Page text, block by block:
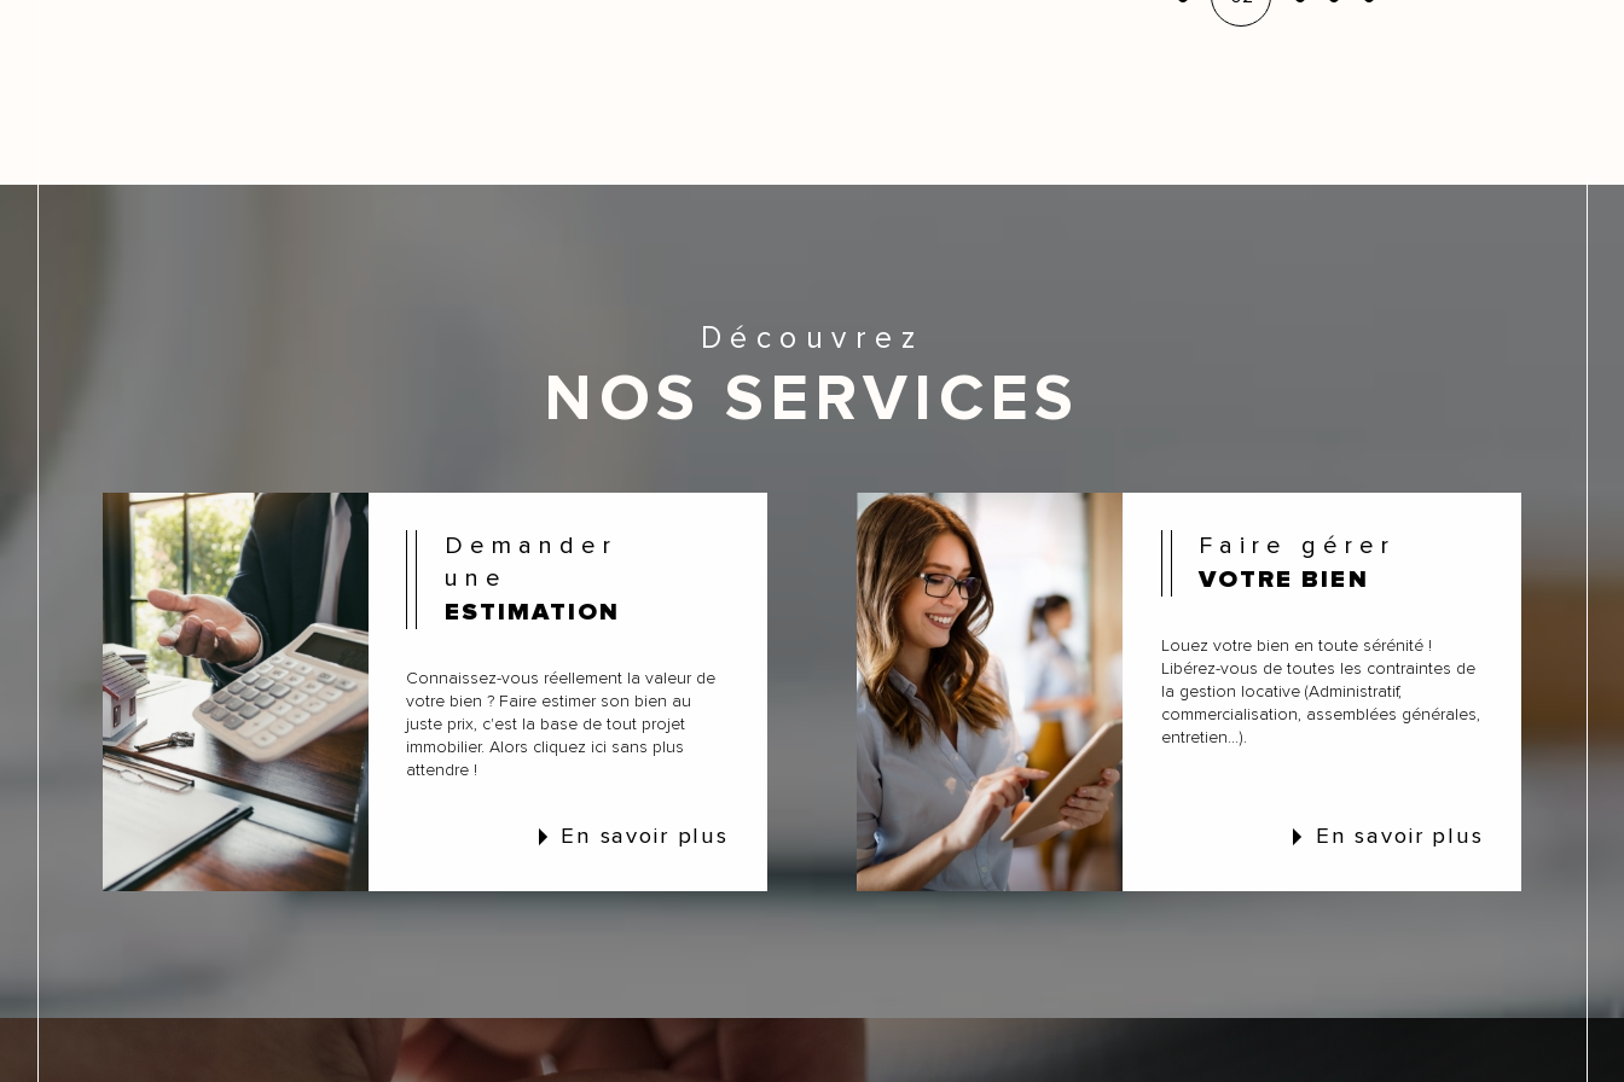
Découvrez
NOS SERVICES
Demander
une
ESTIMATION
Connaissez-vous réellement la valeur de
votre bien ? Faire estimer son bien au
juste prix, c'est la base de tout projet
immobilier. Alors cliquez ici sans plus
attendre !
En savoir plus
Faire gérer
VOTRE BIEN
Louez votre bien en toute sérénité !
Libérez-vous de toutes les contraintes de
la gestion locative (Administratif,
commercialisation, assemblées générales,
entretien...).
En savoir plus